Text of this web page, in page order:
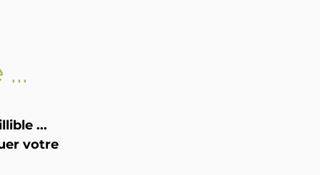
...
votre